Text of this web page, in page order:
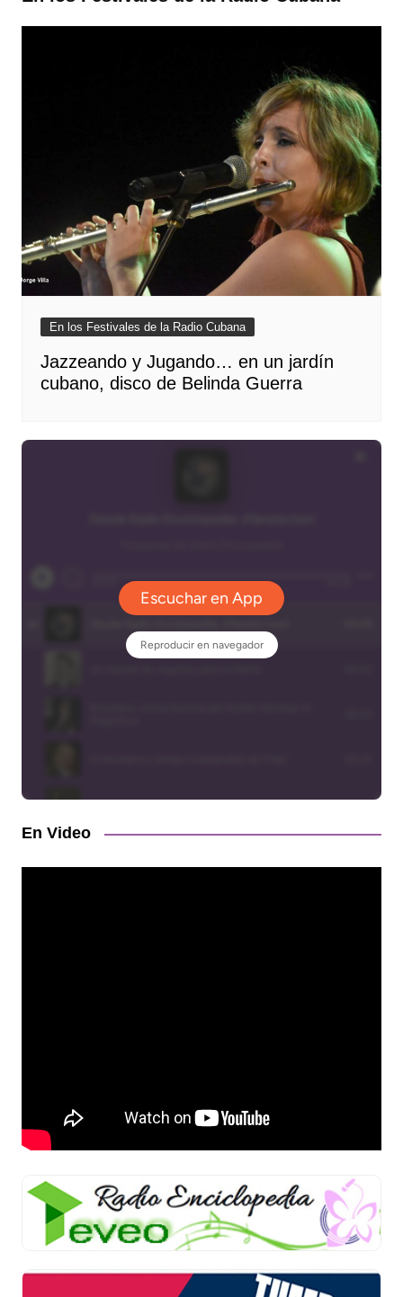
En los Festivales de la Radio Cubana
Jazzeando y Jugando… en un jardín
cubano, disco de Belinda Guerra
En Video